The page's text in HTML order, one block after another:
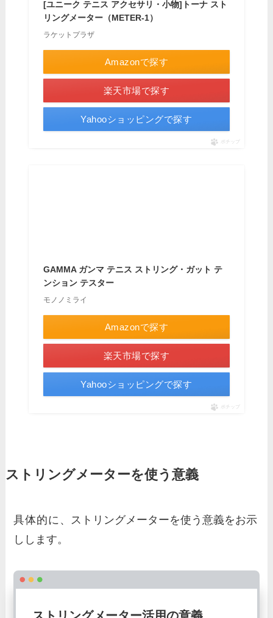
[ユニーク テニス アクセサリ・小物]トーナ スト
リングメーター（METER-1）
ラケットプラザ
Amazonで探す
楽天市場で探す
Yahooショッピングで探す
ポチップ
GAMMA ガンマ テニス ストリング・ガット テ
ンション テスター
モノノミライ
Amazonで探す
楽天市場で探す
Yahooショッピングで探す
ポチップ
ストリングメーターを使う意義
具体的に 、ストリングメーターを使う意義をお示
しします。